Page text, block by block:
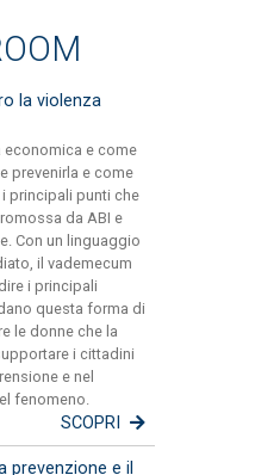
la violenza
economica e come
prevenirla e come
principali punti che
da ABI e
Con un linguaggio
il vademecum
i principali
questa forma di
le donne che la
i cittadini
e nel
fenomeno.
SCOPRI
prevenzione e il